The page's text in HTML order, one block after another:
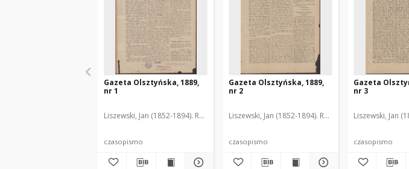
Gazeta Olsztyńska, 1889,
nr 1
Liszewski, Jan (1852-1894). Red.
czasopismo
Gazeta Olsztyńska, 1889,
nr 2
Liszewski, Jan (1852-1894). Red.
czasopismo
Gazeta
nr 3
Liszewski, Jan
czasopismo